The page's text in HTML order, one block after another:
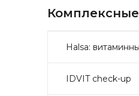
Halsa:
IDVIT check-up